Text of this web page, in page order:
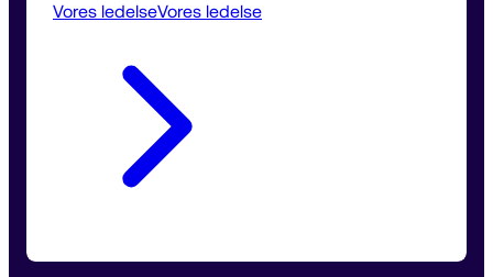
Vores ledelseVores ledelse